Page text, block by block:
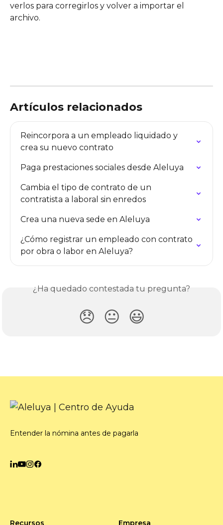
verlos para corregirlos y volver a importar el
archivo.
Artículos relacionados
Reincorpora a un empleado liquidado y
crea su nuevo contrato
Paga prestaciones sociales desde Aleluya
Cambia el tipo de contrato de un
contratista a laboral sin enredos
Crea una nueva sede en Aleluya
¿Cómo registrar un empleado con contrato
por obra o labor en Aleluya?
¿Ha quedado contestada tu pregunta?
😞 😐 😃
Entender la nómina antes de pagarla
Recursos Empresa